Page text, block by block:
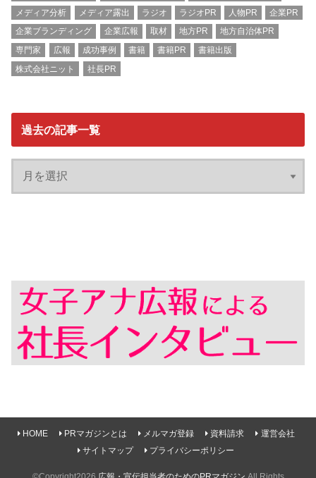
メディア分析
メディア露出 ラジオ ラジオPR 人物PR
企業PR
企業ブランディング
企業広報 取材 地方PR
地方自治体PR
専門家
広報 成功事例 書籍 書籍PR
書籍出版
株式会社ニット
社長PR
過去の記事一覧
HOME PRマガジンとは メルマガ登録 資料請求
運営会社
サイトマップ
プライバシーポリシー